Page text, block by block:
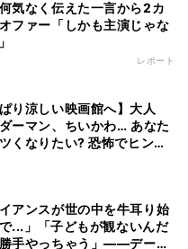
気なく伝えた一言から2カ
ファー「しかも主演じゃな
レポート
ぱり涼しい映画館へ】大人
ーマン、ちいかわ… あなた
くなりたい? 恐怖でヒンヤ
編集部が注目する最新映画5
イアンスが世の中を牛耳り始
...」「子どもが観ないんだ
手やっちゃう」――デーモ